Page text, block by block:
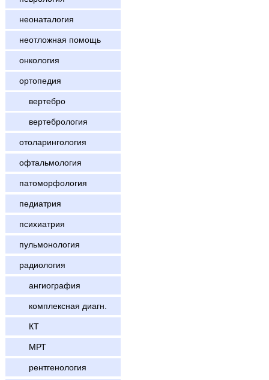
неонаталогия
неотложная помощь
онкология
ортопедия
вертебро
вертебрология
отоларингология
офтальмология
патоморфология
педиатрия
психиатрия
пульмонология
радиология
ангиография
комплексная диагн.
КТ
МРТ
рентгенология